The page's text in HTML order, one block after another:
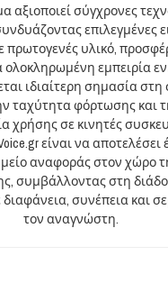
αξιοποιεί σύγχρονες
επιλεγμένες
πρωτογενές υλικό,
εμπειρία
ιδιαίτερη σημασία
ταχύτητα φόρτωσης και
χρήσης σε κινητές
είναι να
αναφοράς στον χώρο
συμβάλλοντας στη
συνέπεια και
τον αναγνώστη.